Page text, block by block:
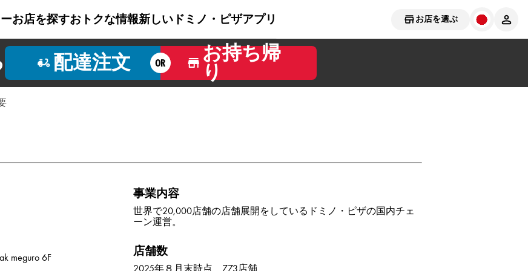
お店を選ぶ
お店を探すおトクな情報新しいドミノ・ピザアプリ
配達注文 OR
お持ち帰
り
meguro 6F
事業内容
世界で20,000店舗の店舗展開をしているドミノ・ピザの国内チェ
ーン運営。
店舗数
2025年８月末時点 773店舗